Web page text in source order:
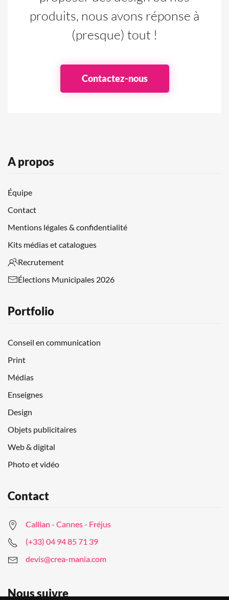
produits, nous avons réponse à
(presque) tout !
Contactez-nous
A propos
Équipe
Contact
Mentions légales & confidentialité
Kits médias et catalogues
Recrutement
Élections Municipales 2026
Portfolio
Conseil en communication
Print
Médias
Enseignes
Design
Objets publicitaires
Web & digital
Photo et vidéo
Contact
Callian - Cannes - Fréjus
(+33) 04 94 85 71 39
devis@crea-mania.com
Nous suivre